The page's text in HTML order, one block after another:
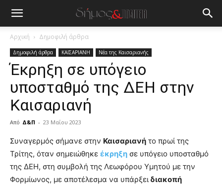
Αρχική Δημοφιλή άρθρα
Δημοφιλή άρθρα ΚΑΙΣΑΡΙΑΝΗ Νέα της Καισαριανής
Έκρηξη σε υπόγειο
υποσταθμό της ΔΕΗ στην
Καισαριανή
Από Δ&Π - 23 Μαΐου 2023
blonde
lesbians
very
hot
cam
Συναγερμός σήμανε στην Καισαριανή το πρωί της
Τρίτης, όταν σημειώθηκε έκρηξη σε υπόγειο υποσταθμό
της ΔΕΗ, στη συμβολή της Λεωφόρου Υμητού με την
Φορμίωνος, με αποτέλεσμα να υπάρξει διακοπή